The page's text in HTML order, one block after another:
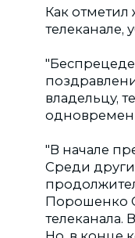
Как отметил
владельцу,
"В начале
Среди
Порошенко
телеканала.